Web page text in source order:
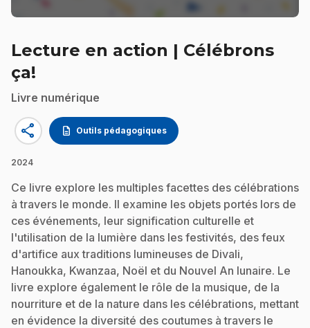
Lecture en action | Célébrons
ça!
Livre numérique
description Outils pédagogiques
share
2024
Ce livre explore les multiples facettes des célébrations
à travers le monde. Il examine les objets portés lors de
ces événements, leur signification culturelle et
l'utilisation de la lumière dans les festivités, des feux
d'artifice aux traditions lumineuses de Divali,
Hanoukka, Kwanzaa, Noël et du Nouvel An lunaire. Le
livre explore également le rôle de la musique, de la
nourriture et de la nature dans les célébrations, mettant
en évidence la diversité des coutumes à travers le